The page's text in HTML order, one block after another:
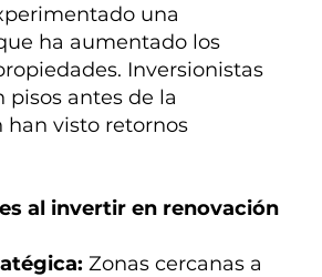
una
ha aumentado los
Inversionistas
antes de la
visto retornos
al invertir en renovación
Zonas cercanas a